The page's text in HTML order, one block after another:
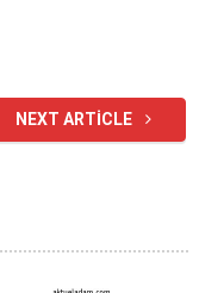
NEXT ARTICLE